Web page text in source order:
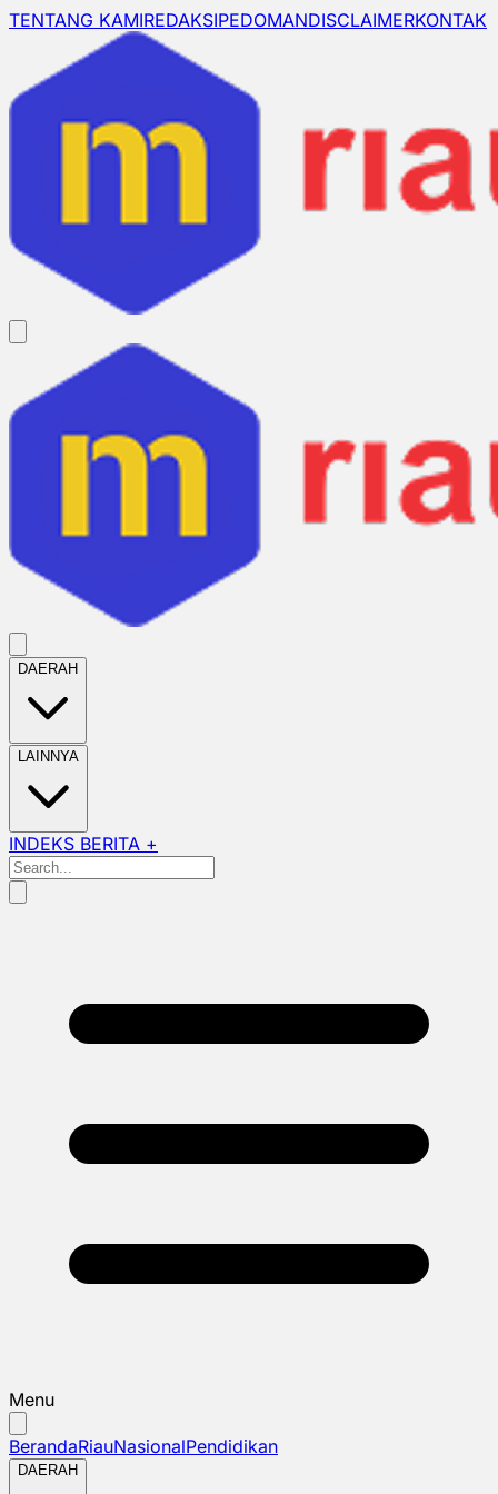
TENTANG KAMIREDAKSIPEDOMANDISCLAIMERKONTAK
DAERAH
LAINNYA
INDEKS BERITA +
Menu
BerandaRiauNasionalPendidikan
DAERAH